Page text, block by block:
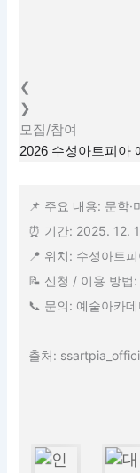
❮
❯
모집/참여
2026 수성아트피아
📌 주요 내용: 문학·
⏰ 기간: 2025. 12.
📍 위치: 수성아트
📝 신청 / 이용 방법
📞 문의: 예술아카
출처: